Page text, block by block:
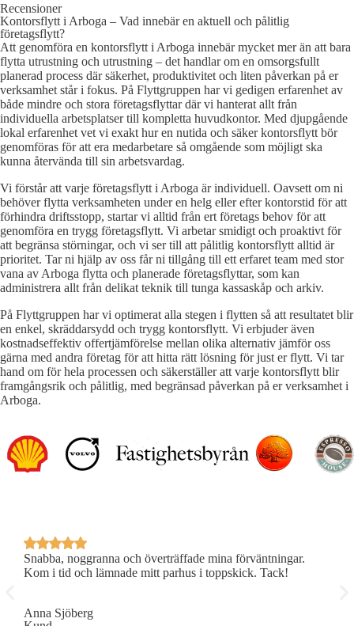
Recensioner
Kontorsflytt i Arboga – Vad innebär en aktuell och pålitlig
företagsflytt?
Att genomföra en kontorsflytt i Arboga innebär mycket mer än att bara
flytta utrustning och utrustning – det handlar om en omsorgsfullt
planerad process där säkerhet, produktivitet och liten påverkan på er
verksamhet står i fokus. På Flyttgruppen har vi gedigen erfarenhet av
både mindre och stora företagsflyttar där vi hanterat allt från
individuella arbetsplatser till kompletta huvudkontor. Med djupgående
lokal erfarenhet vet vi exakt hur en nutida och säker kontorsflytt bör
genomföras för att era medarbetare så omgående som möjligt ska
kunna återvända till sin arbetsvardag.
Vi förstår att varje företagsflytt i Arboga är individuell. Oavsett om ni
behöver flytta verksamheten under en helg eller efter kontorstid för att
förhindra driftsstopp, startar vi alltid från ert företags behov för att
genomföra en trygg företagsflytt. Vi arbetar smidigt och proaktivt för
att begränsa störningar, och vi ser till att pålitlig kontorsflytt alltid är
prioritet. Tar ni hjälp av oss får ni tillgång till ett erfaret team med stor
vana av Arboga flytta och planerade företagsflyttar, som kan
administrera allt från delikat teknik till tunga kassaskåp och arkiv.
På Flyttgruppen har vi optimerat alla stegen i flytten så att resultatet blir
en enkel, skräddarsydd och trygg kontorsflytt. Vi erbjuder även
kostnadseffektiv offertjämförelse mellan olika alternativ jämför oss
gärna med andra företag för att hitta rätt lösning för just er flytt. Vi tar
hand om för hela processen och säkerställer att varje kontorsflytt blir
framgångsrik och pålitlig, med begränsad påverkan på er verksamhet i
Arboga.
Snabba, noggranna och överträffade mina förväntningar.
Kom i tid och lämnade mitt parhus i toppskick. Tack!
Anna Sjöberg